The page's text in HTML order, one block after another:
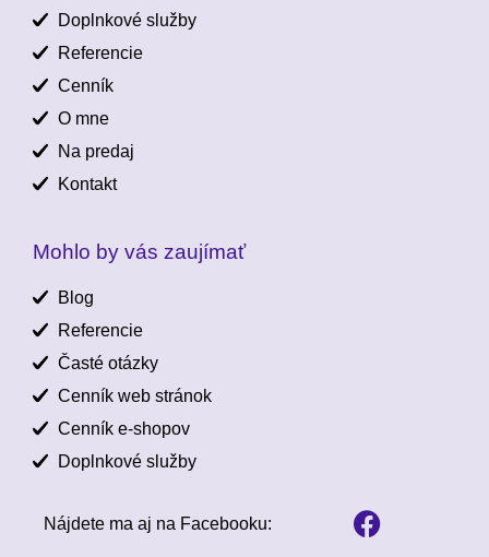
Doplnkové služby
Referencie
Cenník
O mne
Na predaj
Kontakt
Mohlo by vás zaujímať
Blog
Referencie
Časté otázky
Cenník web stránok
Cenník e-shopov
Doplnkové služby
Nájdete ma aj na Facebooku: